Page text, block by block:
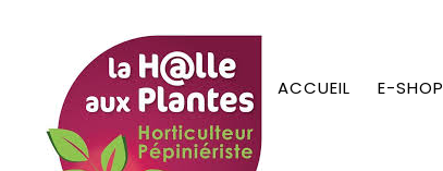
ACCUEIL E-SHOP